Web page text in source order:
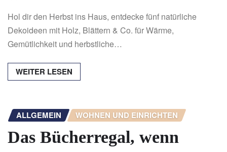
Hol dir den Herbst ins Haus, entdecke fünf natürliche
Dekoideen mit Holz, Blättern & Co. für Wärme,
Gemütlichkeit und herbstliche…
WEITER LESEN
ALLGEMEIN WOHNEN UND EINRICHTEN
Das Bücherregal, wenn